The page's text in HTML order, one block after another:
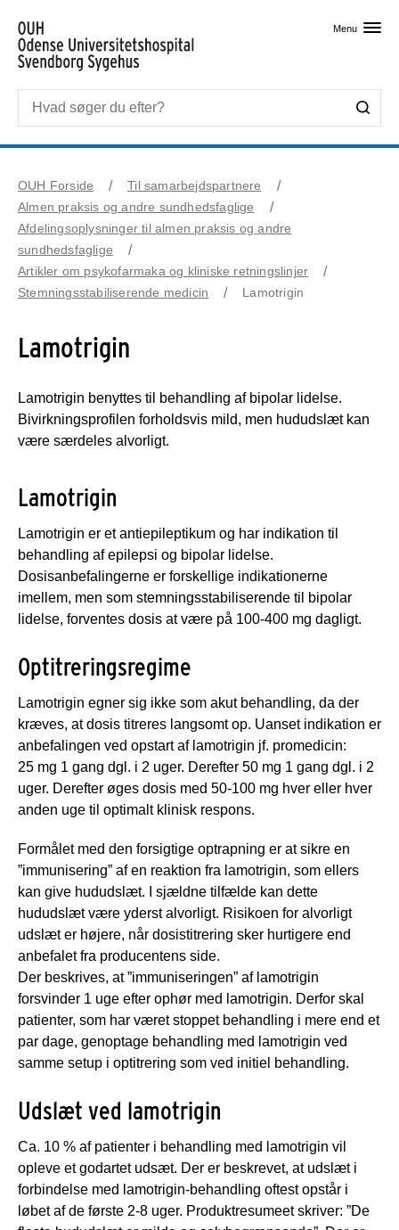
Menu
OUH Forside
Til samarbejdspartnere
Almen praksis og andre sundhedsfaglige
Afdelingsoplysninger til almen praksis og andre
sundhedsfaglige
Artikler om psykofarmaka og kliniske retningslinjer
Stemningsstabiliserende medicin
Lamotrigin
Lamotrigin
Lamotrigin benyttes til behandling af bipolar lidelse.
Bivirkningsprofilen forholdsvis mild, men hududslæt kan
være særdeles alvorligt.
Lamotrigin
Lamotrigin er et antiepileptikum og har indikation til
behandling af epilepsi og bipolar lidelse.
Dosisanbefalingerne er forskellige indikationerne
imellem, men som stemningsstabiliserende til bipolar
lidelse, forventes dosis at være på 100-400 mg dagligt.
Optitreringsregime
Lamotrigin egner sig ikke som akut behandling, da der
kræves, at dosis titreres langsomt op. Uanset indikation er
anbefalingen ved opstart af lamotrigin jf. promedicin:
25 mg 1 gang dgl. i 2 uger. Derefter 50 mg 1 gang dgl. i 2
uger. Derefter øges dosis med 50-100 mg hver eller hver
anden uge til optimalt klinisk respons.
Formålet med den forsigtige optrapning er at sikre en
”immunisering” af en reaktion fra lamotrigin, som ellers
kan give hududslæt. I sjældne tilfælde kan dette
hududslæt være yderst alvorligt. Risikoen for alvorligt
udslæt er højere, når dosistitrering sker hurtigere end
anbefalet fra producentens side.
Der beskrives, at ”immuniseringen” af lamotrigin
forsvinder 1 uge efter ophør med lamotrigin. Derfor skal
patienter, som har været stoppet behandling i mere end et
par dage, genoptage behandling med lamotrigin ved
samme setup i optitrering som ved initiel behandling.
Udslæt ved lamotrigin
Ca. 10 % af patienter i behandling med lamotrigin vil
opleve et godartet udsæt. Der er beskrevet, at udslæt i
forbindelse med lamotrigin-behandling oftest opstår i
løbet af de første 2-8 uger. Produktresumeet skriver: ”De